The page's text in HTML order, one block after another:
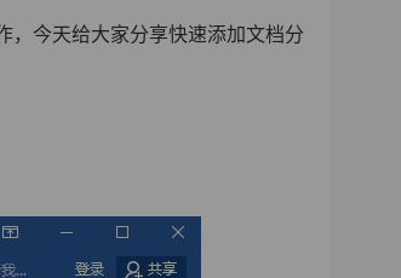
，今天给大家分享快速添加文档分